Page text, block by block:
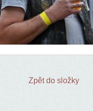
Zpět do složky